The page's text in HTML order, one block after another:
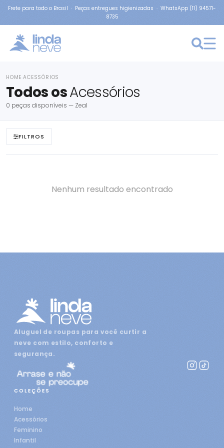
Frete para todo o Brasil · Peças entregues higienizadas · WhatsApp (11) 94571-
8735
HOME ›ACESSÓRIOS
Todos osAcessórios
0 peças disponíveis — Zeal
FILTROS
Nenhum resultado encontrado
Aluguel de roupas para você curtir a
neve com estilo, conforto e
segurança.
COLEÇÕES
Home
Acessórios
Feminino
Infantil